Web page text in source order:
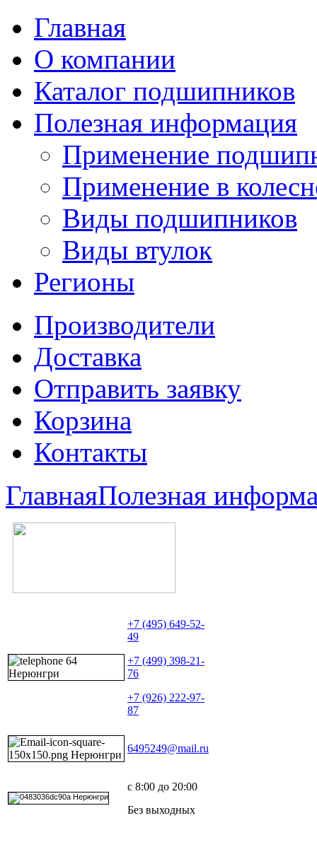
Главная
О компании
Каталог подшипников
Полезная информация
Применение
Применение в
Виды подшипников
Виды втулок
Регионы
Производители
Доставка
Отправить заявку
Корзина
Контакты
ГлавнаяПолезная
+7 (495) 649-52-
49
+7 (499) 398-21-
76
+7 (926) 222-97-
87
6495249@mail.ru
с 8:00 до 20:00
Без выходных